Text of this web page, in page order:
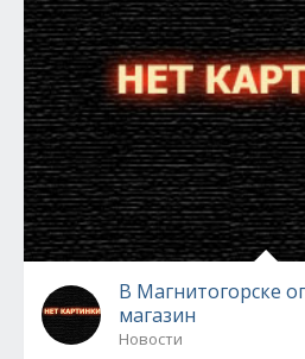
В Магнитогорске
магазин
Новости